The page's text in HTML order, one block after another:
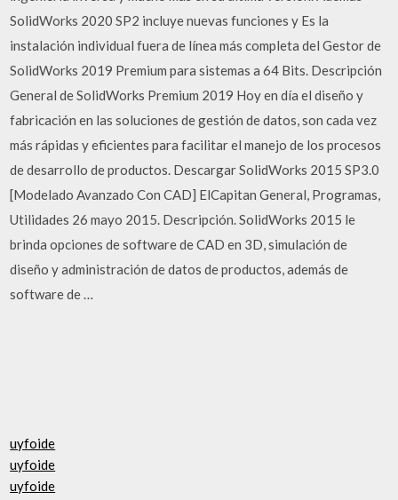
SolidWorks 2020 SP2 incluye nuevas funciones y Es la
instalación individual fuera de línea más completa del Gestor de
SolidWorks 2019 Premium para sistemas a 64 Bits. Descripción
General de SolidWorks Premium 2019 Hoy en día el diseño y
fabricación en las soluciones de gestión de datos, son cada vez
más rápidas y eficientes para facilitar el manejo de los procesos
de desarrollo de productos. Descargar SolidWorks 2015 SP3.0
[Modelado Avanzado Con CAD] ElCapitan General, Programas,
Utilidades 26 mayo 2015. Descripción. SolidWorks 2015 le
brinda opciones de software de CAD en 3D, simulación de
diseño y administración de datos de productos, además de
software de …
uyfoide
uyfoide
uyfoide